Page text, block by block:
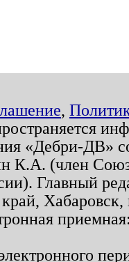
,
«Дебри-ДВ»
К.А. (член
Главный